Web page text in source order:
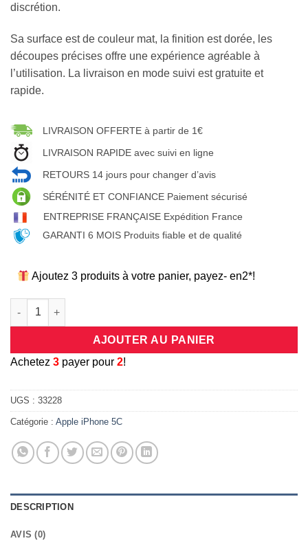
discrétion.
Sa surface est de couleur mat, la finition est dorée, les
découpes précises offre une expérience agréable à
l’utilisation. La livraison en mode suivi est gratuite et
rapide.
LIVRAISON OFFERTE à partir de 1€
LIVRAISON RAPIDE avec suivi en ligne
RETOURS 14 jours pour changer d’avis
SÉRÉNITÉ ET CONFIANCE Paiement sécurisé
ENTREPRISE FRANÇAISE Expédition France
GARANTI 6 MOIS Produits fiable et de qualité
Ajoutez 3 produits à votre panier, payez- en2*!
quantité de Coque antichocs rigide en 3 parties avec
AJOUTER AU PANIER
Achetez 3 payer pour 2!
UGS : 33228
Catégorie : Apple iPhone 5C
DESCRIPTION
AVIS (0)